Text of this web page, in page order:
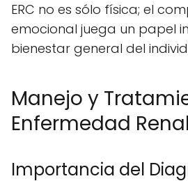
ERC no es sólo física; el
emocional juega un papel
bienestar general del
Manejo y
Enfermedad
Importancia del